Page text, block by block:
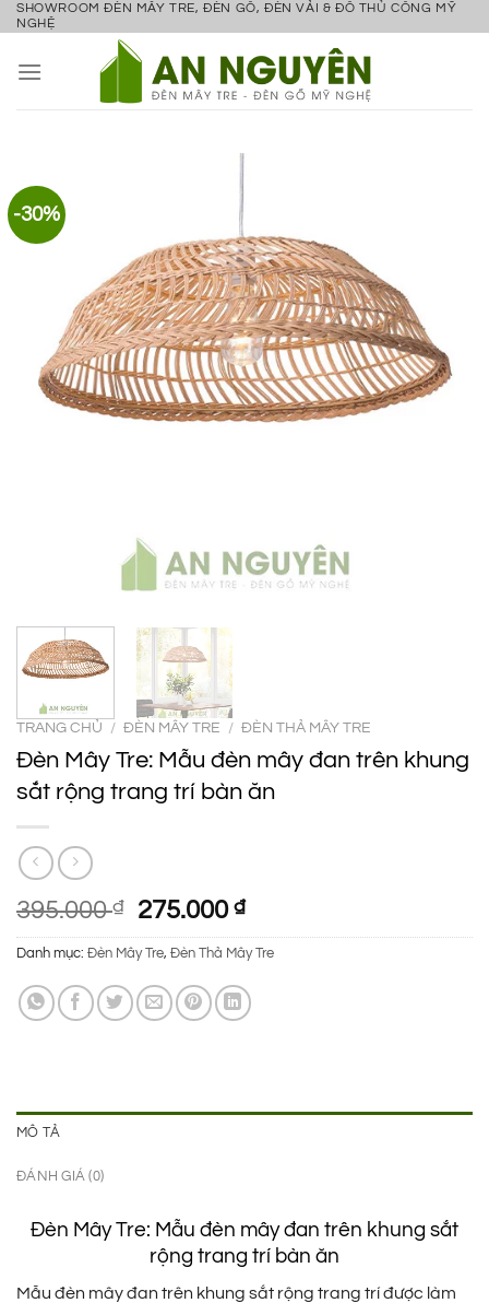
Bỏ
nội
SHOWROOM ĐÈN MÂY TRE, ĐÈN GỖ, ĐÈN VẢI & ĐỒ THỦ CÔNG MỸ
NGHỆ
-30%
TRANG CHỦ / ĐÈN MÂY TRE / ĐÈN THẢ MÂY TRE
Đèn Mây Tre: Mẫu đèn mây đan trên khung
sắt rộng trang trí bàn ăn
395.000₫
Giá
gốc
là:
395.000 ₫.
275.000₫Giá
hiện
tại
là:
275.000 ₫.
Danh mục: Đèn Mây Tre, Đèn Thả Mây Tre
MÔ TẢ
ĐÁNH GIÁ (0)
Đèn Mây Tre: Mẫu đèn mây đan trên khung sắt
rộng trang trí bàn ăn
Mẫu đèn mây đan trên khung sắt rộng trang trí được làm